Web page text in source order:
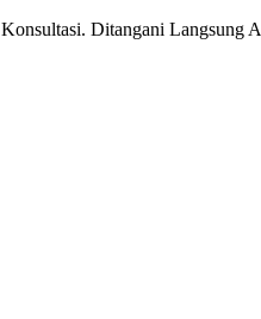
Ditangani Langsung